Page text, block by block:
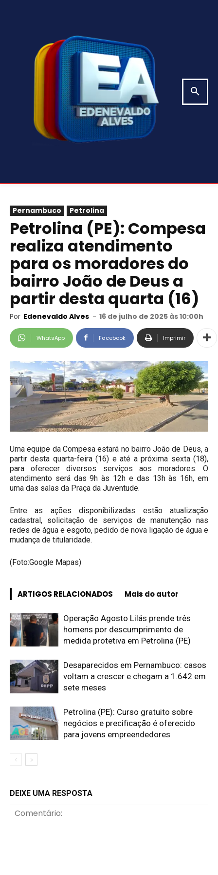
Pernambuco Petrolina
Petrolina (PE): Compesa
realiza atendimento
para os moradores do
bairro João de Deus a
partir desta quarta (16)
Por Edenevaldo Alves - 16 de julho de 2025 às 10:00h
WhatsApp Facebook Imprimir
Uma equipe da Compesa estará no bairro João de Deus, a
partir desta quarta-feira (16) e até a próxima sexta (18),
para oferecer diversos serviços aos moradores. O
atendimento será das 9h às 12h e das 13h às 16h, em
uma das salas da Praça da Juventude.
Entre as ações disponibilizadas estão atualização
cadastral, solicitação de serviços de manutenção nas
redes de água e esgoto, pedido de nova ligação de água e
mudança de titularidade.
(Foto:Google Mapas)
ARTIGOS RELACIONADOS Mais do autor
Operação Agosto Lilás prende três
homens por descumprimento de
medida protetiva em Petrolina (PE)
Desaparecidos em Pernambuco: casos
voltam a crescer e chegam a 1.642 em
sete meses
Petrolina (PE): Curso gratuito sobre
negócios e precificação é oferecido
para jovens empreendedores
DEIXE UMA RESPOSTA